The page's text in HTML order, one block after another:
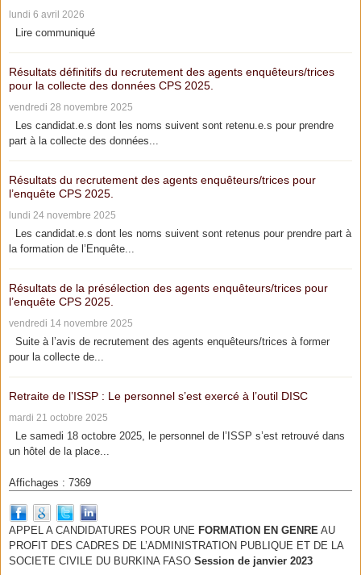
lundi 6 avril 2026
Lire communiqué
Résultats définitifs du recrutement des agents enquêteurs/trices
pour la collecte des données CPS 2025.
vendredi 28 novembre 2025
Les candidat.e.s dont les noms suivent sont retenu.e.s pour prendre
part à la collecte des données...
Résultats du recrutement des agents enquêteurs/trices pour
l’enquête CPS 2025.
lundi 24 novembre 2025
Les candidat.e.s dont les noms suivent sont retenus pour prendre part à
la formation de l’Enquête...
Résultats de la présélection des agents enquêteurs/trices pour
l’enquête CPS 2025.
vendredi 14 novembre 2025
Suite à l’avis de recrutement des agents enquêteurs/trices à former
pour la collecte de...
Retraite de l’ISSP : Le personnel s’est exercé à l’outil DISC
mardi 21 octobre 2025
Le samedi 18 octobre 2025, le personnel de l’ISSP s’est retrouvé dans
un hôtel de la place...
Affichages : 7369
APPEL A CANDIDATURES POUR UNE FORMATION EN GENRE AU
PROFIT DES CADRES DE L’ADMINISTRATION PUBLIQUE ET DE LA
SOCIETE CIVILE DU BURKINA FASO Session de janvier 2023